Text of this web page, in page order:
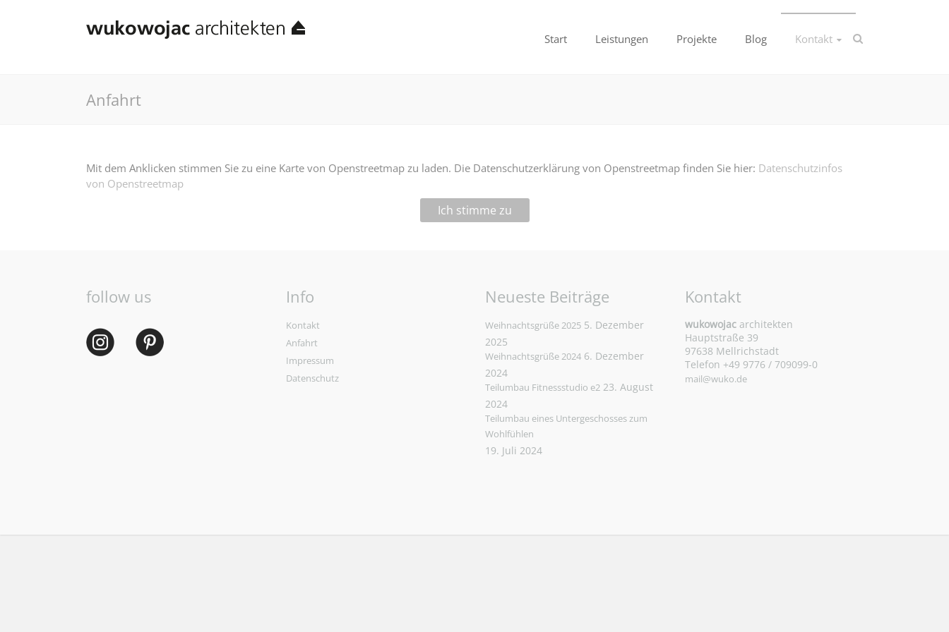
Start Leistungen Projekte Blog Kontakt
Anfahrt
Mit dem Anklicken stimmen Sie zu eine Karte von Openstreetmap zu laden. Die Datenschutzerklärung von Openstreetmap finden Sie hier: Datenschutzinfos
von Openstreetmap
Ich stimme zu
follow us Info
Kontakt
Anfahrt
Impressum
Datenschutz
Neueste Beiträge
Weihnachtsgrüße 2025 5. Dezember
2025
Weihnachtsgrüße 2024 6. Dezember
2024
Teilumbau Fitnessstudio e2 23. August
2024
Teilumbau eines Untergeschosses zum
Wohlfühlen
19. Juli 2024
Kontakt
wukowojacarchitekten
Hauptstraße 39
97638 Mellrichstadt
Telefon +49 9776 / 709099-0
mail@wuko.de